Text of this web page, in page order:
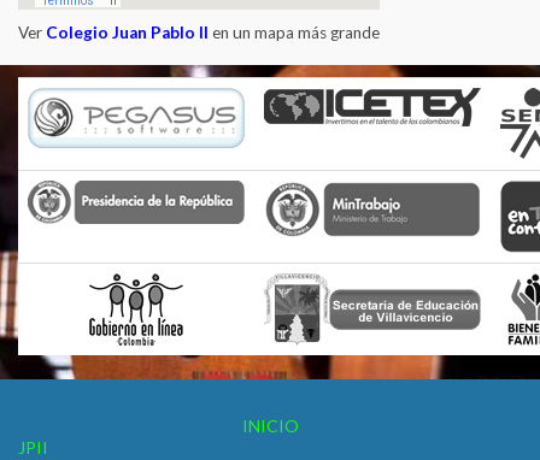
Ver Colegio Juan Pablo II en un mapa más grande
INICIO
JPII